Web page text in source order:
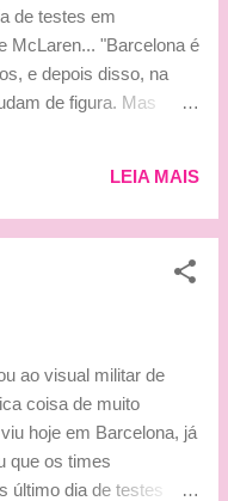
mais eficiente
foi desenvolvido pela
de testes em
McLaren... "Barcelona é
e depois disso, na
de figura. Mas
"Não tenha
durante os trabalhos,
o novo bico da
"Eu dei apenas
algumas poucas
tem uma boa idéia
treinou durante a
isso. Sabe o que eu
LEIA MAIS
ao visual militar de
coisa de muito
hoje em Barcelona, já
que os times
último dia de testes